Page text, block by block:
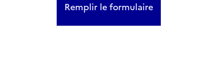
Remplir le formulaire